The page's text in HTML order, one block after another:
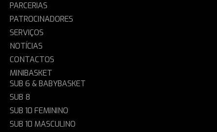
PARCERIAS
PATROCINADORES
SERVIÇOS
NOTÍCIAS
CONTACTOS
MINIBASKET
SUB 6 & BABYBASKET
SUB 8
SUB 10 FEMININO
SUB 10 MASCULINO